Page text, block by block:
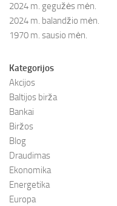
2024 m. gegužės mėn.
2024 m. balandžio mėn.
1970 m. sausio mėn.
Kategorijos
Akcijos
Baltijos birža
Bankai
Biržos
Blog
Draudimas
Ekonomika
Energetika
Europa